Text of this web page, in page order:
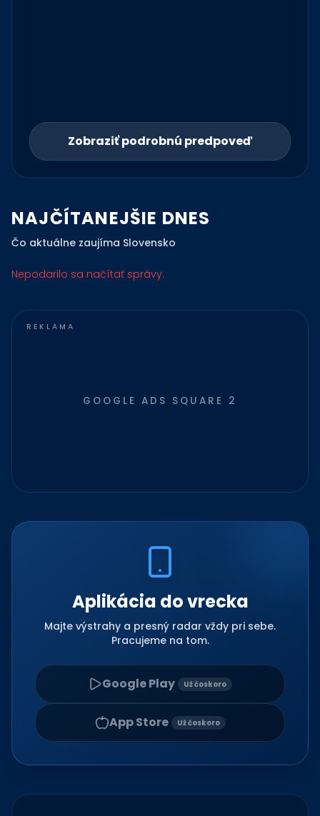
Zobraziť podrobnú predpoveď
NAJČÍTANEJŠIE DNES
Čo aktuálne zaujíma Slovensko
Nepodarilo sa načítať správy.
GOOGLE ADS SQUARE 2
Aplikácia do vrecka
Majte výstrahy a presný radar vždy pri sebe.
Pracujeme na tom.
Google Play Už čoskoro
App Store Už čoskoro